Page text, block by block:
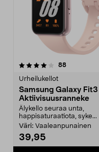
88arvostelut
Urheilukellot
Samsung Galaxy Fit3
Aktiivisuusranneke
Älykello seuraa unta,
happisaturaatiota, syke...
Väri: Vaaleanpunainen
39,95
4.5 viidestä